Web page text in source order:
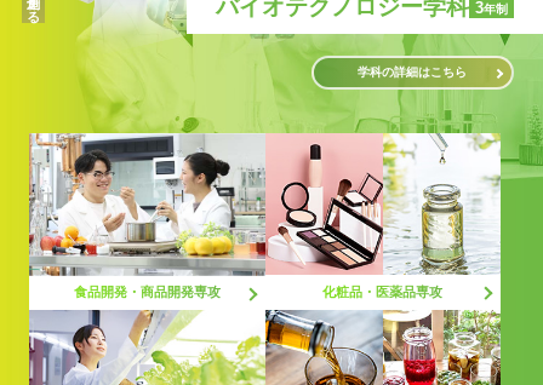
バイオテクノロジー学科 3年制
学科の詳細はこちら
食品開発・商品開発専攻 化粧品・医薬品専攻